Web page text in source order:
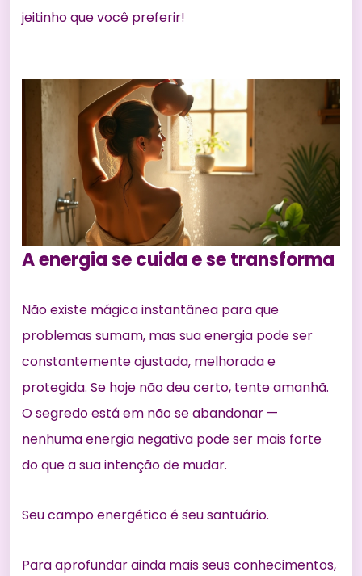
jeitinho que você preferir!
A energia se cuida e se transforma
Não existe mágica instantânea para que
problemas sumam, mas sua energia pode ser
constantemente ajustada, melhorada e
protegida. Se hoje não deu certo, tente amanhã.
O segredo está em não se abandonar —
nenhuma energia negativa pode ser mais forte
do que a sua intenção de mudar.
Seu campo energético é seu santuário.
Para aprofundar ainda mais seus conhecimentos,